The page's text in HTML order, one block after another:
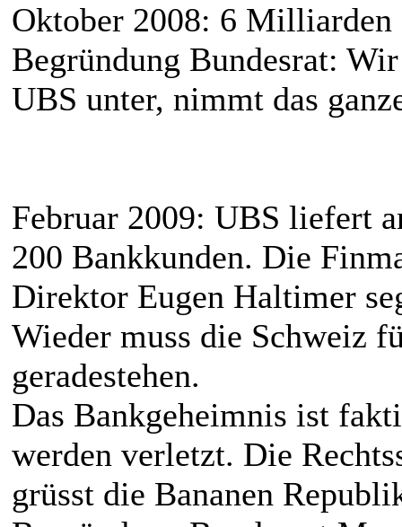
Oktober 2008: 6
Begründung Bundesrat:
UBS unter, nimmt das
Februar 2009: UBS liefert
200 Bankkunden. Die
Direktor Eugen Haltimer
Wieder muss die Schweiz
geradestehen.
Das Bankgeheimnis ist
werden verletzt. Die
grüsst die Bananen